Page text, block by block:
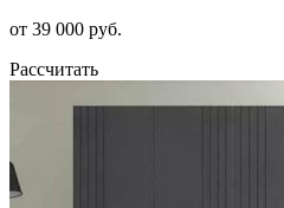
от 39 000 руб.
Рассчитать